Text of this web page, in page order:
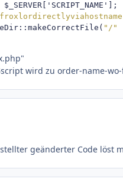
:: makeCorrectFile ( "/"
wird zu order-name-
geänderter Code löst